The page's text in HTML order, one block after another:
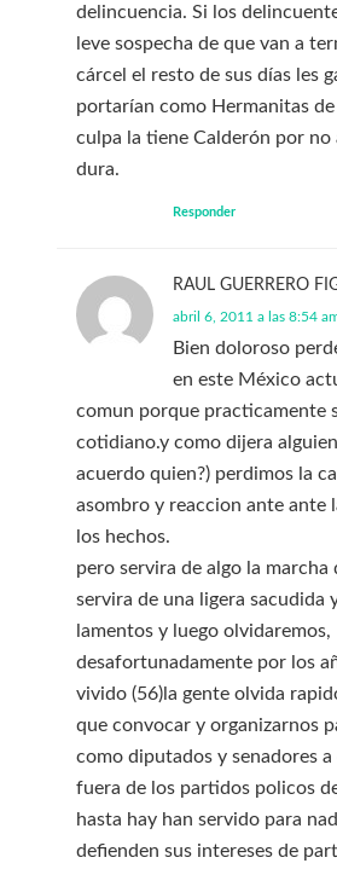
delincuencia. Si los
leve sospecha de que van a
cárcel el resto de sus días les
portarían como Hermanitas de
culpa la tiene Calderón por no
dura.
Responder
RAUL GUERRERO
abril 6, 2011 a las 8:54
Bien doloroso
en este México
comun porque practicamente
cotidiano.y como dijera
acuerdo quien?) perdimos la
asombro y reaccion ante ante
los hechos.
pero servira de algo la marcha
servira de una ligera sacudida
lamentos y luego olvidaremos,
desafortunadamente por los
vivido (56)la gente olvida
que convocar y organizarnos
como diputados y senadores
fuera de los partidos policos
hasta hay han servido para
defienden sus intereses de